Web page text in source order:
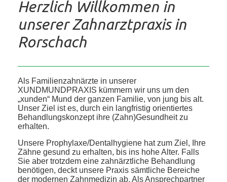
Herzlich Willkommen in
unserer Zahnarztpraxis in
Rorschach
Als Familienzahnärzte in unserer
XUNDMUNDPRAXIS kümmern wir uns um den
„xunden“ Mund der ganzen Familie, von jung bis alt.
Unser Ziel ist es, durch ein langfristig orientiertes
Behandlungskonzept ihre (Zahn)Gesundheit zu
erhalten.
Unsere Prophylaxe/Dentalhygiene hat zum Ziel, Ihre
Zähne gesund zu erhalten, bis ins hohe Alter. Falls
Sie aber trotzdem eine zahnärztliche Behandlung
benötigen, deckt unsere Praxis sämtliche Bereiche
der modernen Zahnmedizin ab. Als Ansprechpartner